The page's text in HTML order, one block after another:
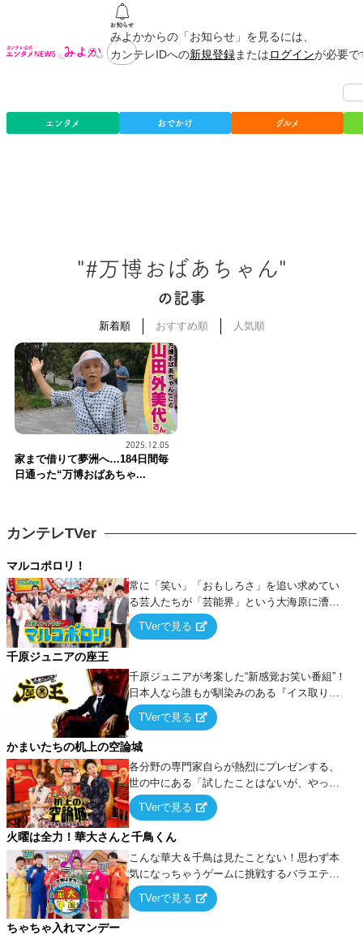
みよかからの「お知らせ」を見るには、
カンテレIDへの新規登録またはログインが必要
エンタメ おでかけ グルメ
"#万博おばあちゃん"
の記事
新着順 おすすめ順 人気順
2025.12.05
家まで借りて夢洲へ…184日間毎
日通った“万博おばあちゃ...
カンテレTVer
マルコポロリ！
常に「笑い」「おもしろさ」を追い求めてい
る芸人たちが「芸能界」という大海原に漕ぎ
出でて、新たなオモシロ人間を発掘する！
TVerで見る
千原ジュニアの座王
千原ジュニアが考案した“新感覚お笑い番組”！
日本人なら誰もが馴染みのある『イス取りゲ
ーム』をベースに、大喜利・ギャグ・モノボ
ケ・歌…など様々なお題で芸人がショートネ
タを競い合う！
TVerで見る
かまいたちの机上の空論城
各分野の専門家自らが熱烈にプレゼンする、
世の中にある「試したことはないが、やって
みたらこうなる！…ハズ」という“机上の空
論”に若手芸人らがカラダを張って挑む！
TVerで見る
火曜は全力！華大さんと千鳥くん
こんな華大＆千鳥は見たことない！思わず本
気になっちゃうゲームに挑戦するバラエティ
ー！
TVerで見る
ちゃちゃ入れマンデー